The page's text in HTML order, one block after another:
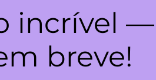
incrível —
breve!